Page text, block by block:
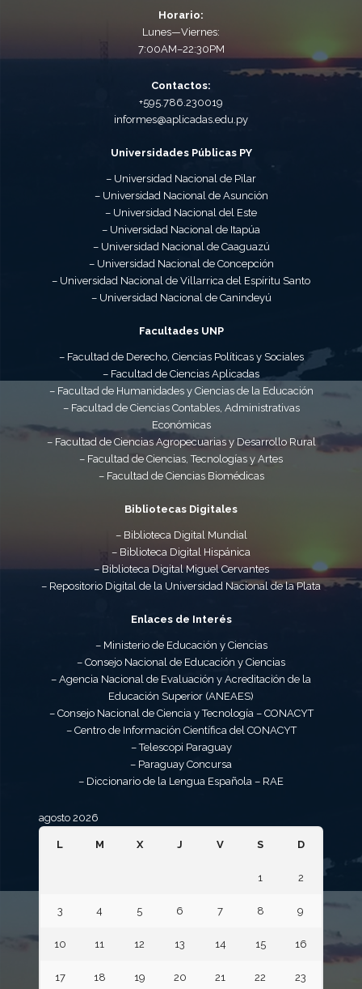
Horario:
Lunes—Viernes:
7:00AM–22:30PM
Contactos:
+595.786.230019
informes@aplicadas.edu.py
Universidades Públicas PY
– Universidad Nacional de Pilar
– Universidad Nacional de Asunción
– Universidad Nacional del Este
– Universidad Nacional de Itapúa
– Universidad Nacional de Caaguazú
– Universidad Nacional de Concepción
– Universidad Nacional de Villarrica del Espíritu Santo
– Universidad Nacional de Canindeyú
Facultades UNP
– Facultad de Derecho, Ciencias Políticas y Sociales
– Facultad de Ciencias Aplicadas
– Facultad de Humanidades y Ciencias de la Educación
– Facultad de Ciencias Contables, Administrativas
Económicas
– Facultad de Ciencias Agropecuarias y Desarrollo Rural
– Facultad de Ciencias, Tecnologías y Artes
– Facultad de Ciencias Biomédicas
Bibliotecas Digitales
– Biblioteca Digital Mundial
– Biblioteca Digital Hispánica
– Biblioteca Digital Miguel Cervantes
– Repositorio Digital de la Universidad Nacional de la Plata
Enlaces de Interés
– Ministerio de Educación y Ciencias
– Consejo Nacional de Educación y Ciencias
– Agencia Nacional de Evaluación y Acreditación de la
Educación Superior (ANEAES)
– Consejo Nacional de Ciencia y Tecnología – CONACYT
– Centro de Información Científica del CONACYT
– Telescopi Paraguay
– Paraguay Concursa
– Diccionario de la Lengua Española – RAE
agosto 2026
L M X J V S D
1 2
3 4 5 6 7 8 9
10 11 12 13 14 15 16
17 18 19 20 21 22 23